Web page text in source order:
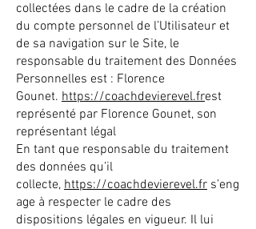
collectées dans le cadre de la création
du compte personnel de l’Utilisateur et
de sa navigation sur le Site, le
responsable du traitement des Données
Personnelles est : Florence
Gounet. https://coachdevierevel.frest
représenté par Florence Gounet, son
représentant légal
En tant que responsable du traitement
des données qu’il
collecte, https://coachdevierevel.fr s’eng
age à respecter le cadre des
dispositions légales en vigueur. Il lui